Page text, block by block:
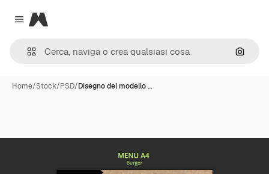
Close menu
Magnific
Cerca
Home/Stock/PSD/Disegno del modello …